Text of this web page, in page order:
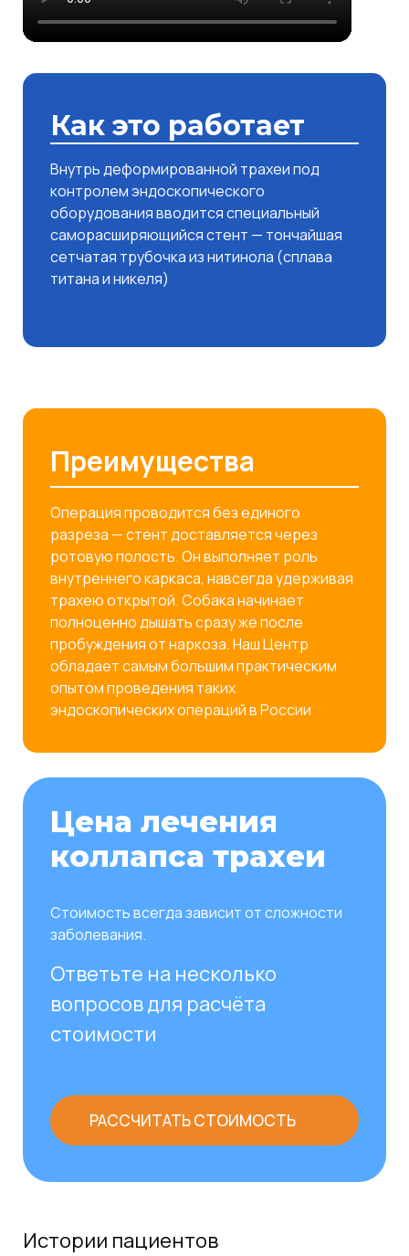
Как это работает
Внутрь деформированной трахеи под
контролем эндоскопического
оборудования вводится специальный
саморасширяющийся стент — тончайшая
сетчатая трубочка из нитинола (сплава
титана и никеля)
Преимущества
Операция проводится без единого
разреза — стент доставляется через
ротовую полость. Он выполняет роль
внутреннего каркаса, навсегда удерживая
трахею открытой. Собака начинает
полноценно дышать сразу же после
пробуждения от наркоза. Наш Центр
обладает самым большим практическим
опытом проведения таких
эндоскопических операций в России
Цена лечения
коллапса трахеи
Стоимость всегда зависит от сложности
заболевания.
Ответьте на несколько
вопросов для расчёта
стоимости
РАССЧИТАТЬ СТОИМОСТЬ
Истории пациентов